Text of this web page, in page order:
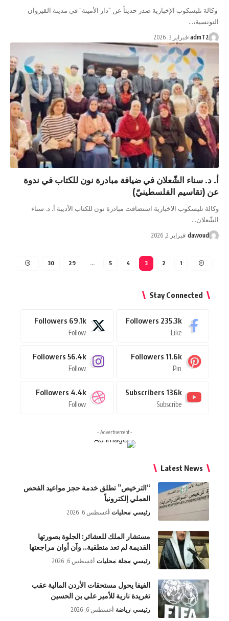
وكالة تليسكوب الإخبارية صدر حديثاً عن "دار الأمينة" في مدينة القيروان
التونسية،…
admT2 فبراير 3, 2026
أ. د. سناء الشّعلان في ضيافة مبادرة نون للكتاب في ندوة
عن (تقاسيم الفلسطينيّ)
وكالة تليسكوب الاخبارية استضافت مبادرة نون للكتاب الأديبة أ. د. سناء
الشّعلان…
dawoud فبراير 2, 2026
1
2
3
4
5
…
29
30
Stay Connected
235.3k
Followers
Like
69.1k
Followers
Follow
11.6k
Followers
Pin
56.4k
Followers
Follow
136k
Subscribers
Subscribe
4.4k
Followers
Follow
- Advertisement -
Latest News
“الترخيص” تطلق خدمة حجز مواعيد الفحص
العملي إلكترونياً
رئيسي محليات أغسطس 6, 2026
مستشار الملك للعشائر: الجلوة بصورتها
القديمة لم تعد منطقية.. وآن أوان مراجعتها
رئيسي مجلة محليات أغسطس 6, 2026
الفيفا يحول مستحقات الأردن المالية عقب
تغريدة نارية للأمير علي بن الحسين
رئيسي رياضة أغسطس 6, 2026